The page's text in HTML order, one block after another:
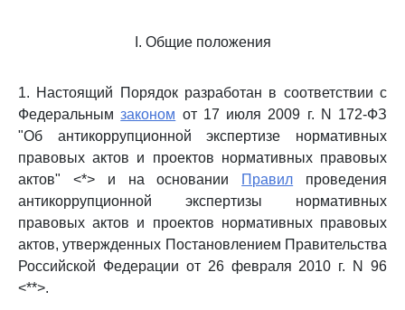
I. Общие положения
1. Настоящий Порядок разработан в соответствии с
Федеральнымзаконом от 17 июля 2009 г. N 172-ФЗ
"Об антикоррупционной экспертизе нормативных
правовых актов и проектов нормативных правовых
актов" <*> и на основании
Правил проведения
антикоррупционной экспертизы нормативных
правовых актов и проектов нормативных правовых
актов, утвержденных Постановлением Правительства
Российской Федерации от 26 февраля 2010 г. N 96
<**>.